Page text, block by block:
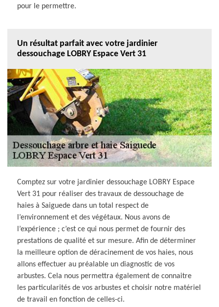
pour le permettre.
Un résultat parfait avec votre jardinier
dessouchage LOBRY Espace Vert 31
Comptez sur votre jardinier dessouchage LOBRY Espace
Vert 31 pour réaliser des travaux de dessouchage de
haies à Saiguede dans un total respect de
l’environnement et des végétaux. Nous avons de
l’expérience ; c’est ce qui nous permet de fournir des
prestations de qualité et sur mesure. Afin de déterminer
la meilleure option de déracinement de vos haies, nous
allons effectuer au préalable un diagnostic de vos
arbustes. Cela nous permettra également de connaitre
les particularités de vos arbustes et choisir notre matériel
de travail en fonction de celles-ci.